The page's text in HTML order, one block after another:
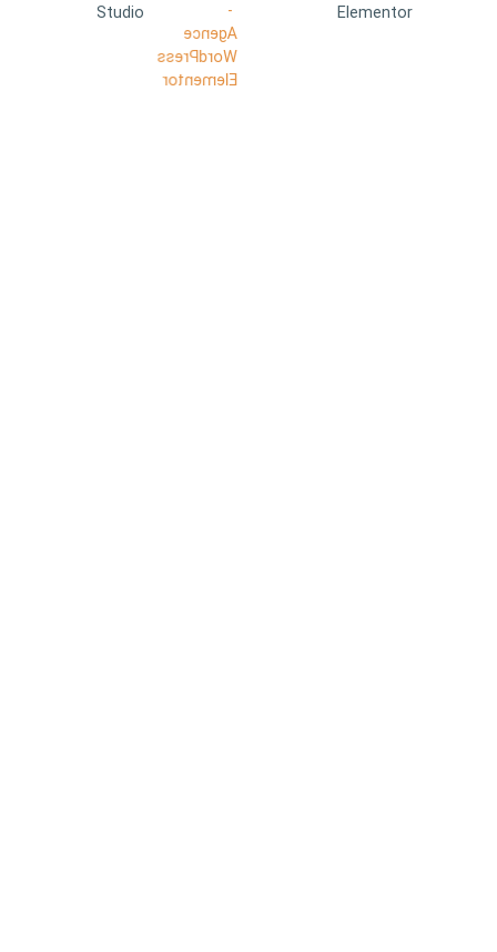
Studio
Elementor